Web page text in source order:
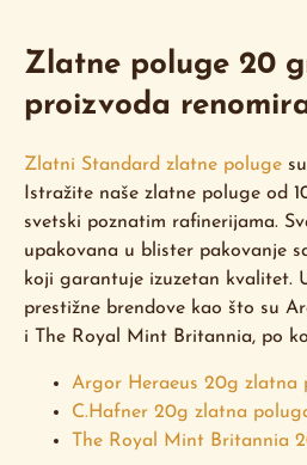
Zlatne poluge 20
proizvoda
Zlatni Standard zlatne poluge
Istražite naše zlatne poluge od
svetski poznatim rafinerijama.
upakovana u blister pakovanje
koji garantuje izuzetan kvalitet.
prestižne brendove kao što su
i The Royal Mint Britannia, po
Argor Heraeus 20g zlatna
C.Hafner 20g zlatna
The Royal Mint Britannia